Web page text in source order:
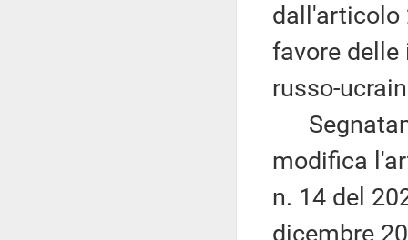
dall'articolo
favore
russo-
modifica
n. 14 del
dicembre